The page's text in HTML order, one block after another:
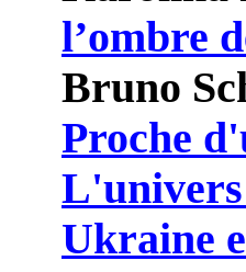
l’ombre
Bruno
Proche
Ukraine